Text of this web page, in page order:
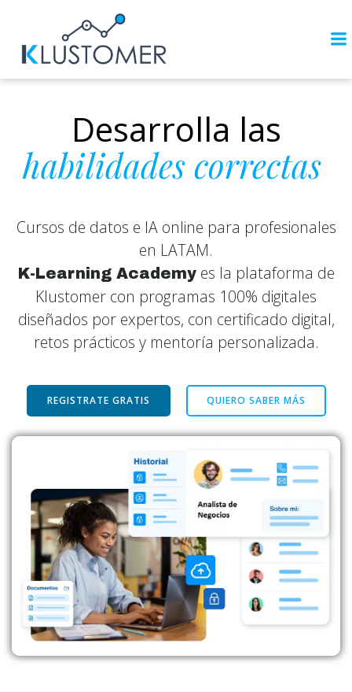
Desarrolla las
habilidades correctas
Cursos de datos e IA online para profesionales
en LATAM.
K-Learning Academyes la plataforma de
Klustomer con programas 100% digitales
diseñados por expertos, con certificado digital,
retos prácticos y mentoría personalizada.
REGISTRATE GRATIS QUIERO SABER MÁS